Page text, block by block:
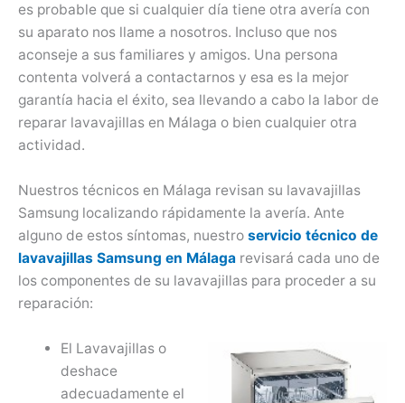
es probable que si cualquier día tiene otra avería con
su aparato nos llame a nosotros. Incluso que nos
aconseje a sus familiares y amigos. Una persona
contenta volverá a contactarnos y esa es la mejor
garantía hacia el éxito, sea llevando a cabo la labor de
reparar lavavajillas en Málaga o bien cualquier otra
actividad.
Nuestros técnicos en Málaga revisan su lavavajillas
Samsung localizando rápidamente la avería. Ante
alguno de estos síntomas, nuestro servicio técnico de
lavavajillas Samsung en Málaga revisará cada uno de
los componentes de su lavavajillas para proceder a su
reparación:
El Lavavajillas o
deshace
adecuadamente el